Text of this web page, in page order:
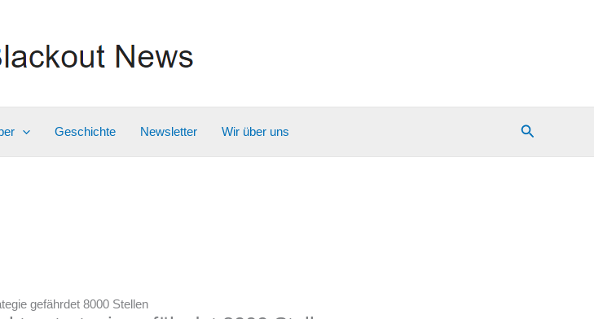
Geschichte Newsletter Wir über uns Suchen
gefährdet 8000 Stellen